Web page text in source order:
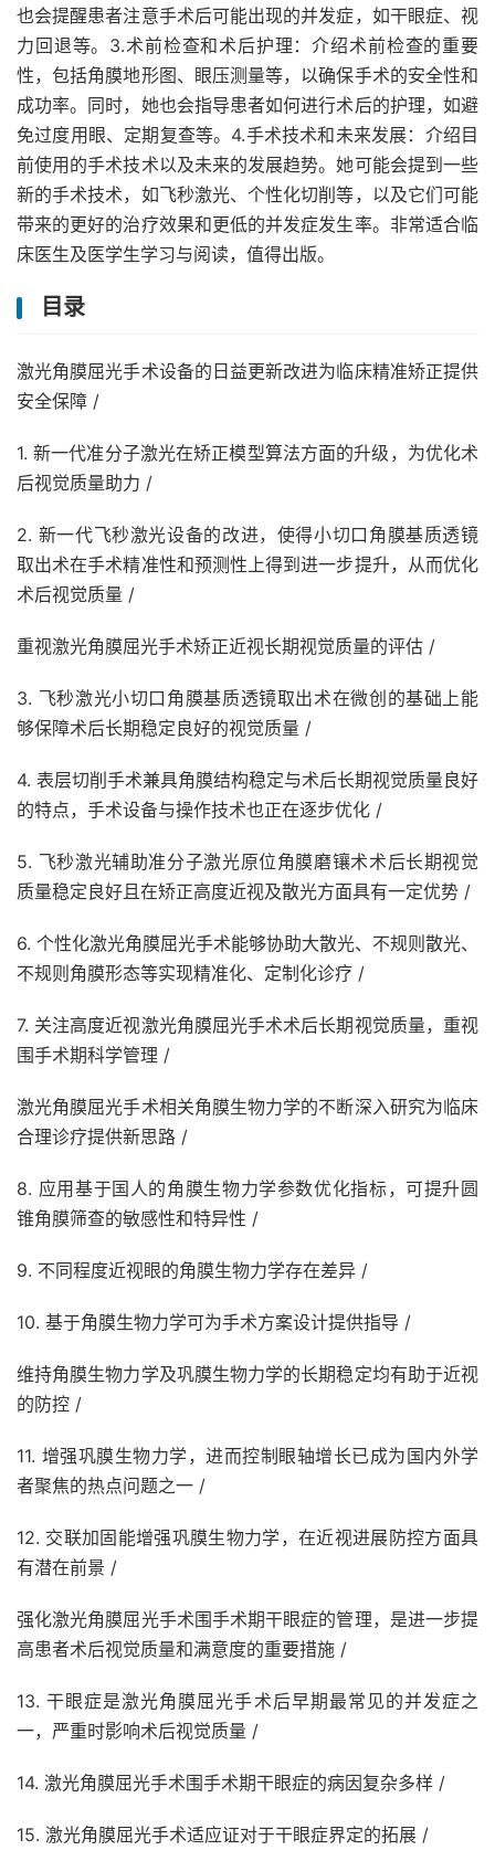
也会提醒患者注意手术后可能出现的并发症，如干眼症、视
力回退等。3.术前检查和术后护理：介绍术前检查的重要
性，包括角膜地形图、眼压测量等，以确保手术的安全性和
成功率。同时，她也会指导患者如何进行术后的护理，如避
免过度用眼、定期复查等。4.手术技术和未来发展：介绍目
前使用的手术技术以及未来的发展趋势。她可能会提到一些
新的手术技术，如飞秒激光、个性化切削等，以及它们可能
带来的更好的治疗效果和更低的并发症发生率。非常适合临
床医生及医学生学习与阅读，值得出版。
目录
激光角膜屈光手术设备的日益更新改进为临床精准矫正提供
安全保障 /
1. 新一代准分子激光在矫正模型算法方面的升级，为优化术
后视觉质量助力 /
2. 新一代飞秒激光设备的改进，使得小切口角膜基质透镜
取出术在手术精准性和预测性上得到进一步提升，从而优化
术后视觉质量 /
重视激光角膜屈光手术矫正近视长期视觉质量的评估 /
3. 飞秒激光小切口角膜基质透镜取出术在微创的基础上能
够保障术后长期稳定良好的视觉质量 /
4. 表层切削手术兼具角膜结构稳定与术后长期视觉质量良好
的特点，手术设备与操作技术也正在逐步优化 /
5. 飞秒激光辅助准分子激光原位角膜磨镶术术后长期视觉
质量稳定良好且在矫正高度近视及散光方面具有一定优势 /
6. 个性化激光角膜屈光手术能够协助大散光、不规则散光、
不规则角膜形态等实现精准化、定制化诊疗 /
7. 关注高度近视激光角膜屈光手术术后长期视觉质量，重视
围手术期科学管理 /
激光角膜屈光手术相关角膜生物力学的不断深入研究为临床
合理诊疗提供新思路 /
8. 应用基于国人的角膜生物力学参数优化指标，可提升圆
锥角膜筛查的敏感性和特异性 /
9. 不同程度近视眼的角膜生物力学存在差异 /
10. 基于角膜生物力学可为手术方案设计提供指导 /
维持角膜生物力学及巩膜生物力学的长期稳定均有助于近视
的防控 /
11. 增强巩膜生物力学，进而控制眼轴增长已成为国内外学
者聚焦的热点问题之一 /
12. 交联加固能增强巩膜生物力学，在近视进展防控方面具
有潜在前景 /
强化激光角膜屈光手术围手术期干眼症的管理，是进一步提
高患者术后视觉质量和满意度的重要措施 /
13. 干眼症是激光角膜屈光手术后早期最常见的并发症之
一，严重时影响术后视觉质量 /
14. 激光角膜屈光手术围手术期干眼症的病因复杂多样 /
15. 激光角膜屈光手术适应证对于干眼症界定的拓展 /